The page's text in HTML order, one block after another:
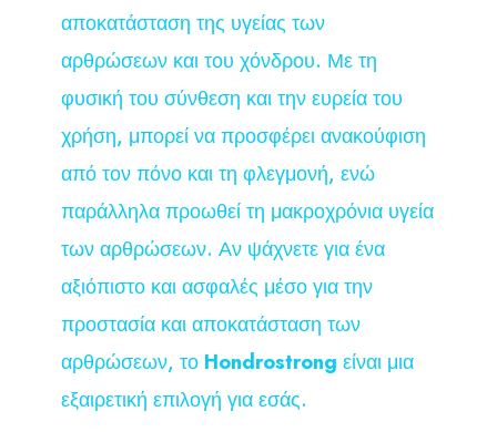
αποκατάσταση της υγείας των
αρθρώσεων και του χόνδρου. Με τη
φυσική του σύνθεση και την ευρεία του
χρήση, μπορεί να προσφέρει ανακούφιση
από τον πόνο και τη φλεγμονή, ενώ
παράλληλα προωθεί τη μακροχρόνια υγεία
των αρθρώσεων. Αν ψάχνετε για ένα
αξιόπιστο και ασφαλές μέσο για την
προστασία και αποκατάσταση των
αρθρώσεων, το Hondrostrong είναι μια
εξαιρετική επιλογή για εσάς.